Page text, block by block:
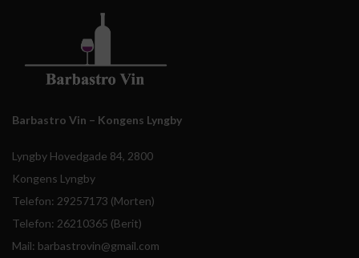
Barbastro Vin – Kongens Lyngby
Lyngby Hovedgade 84, 2800
Kongens Lyngby
Telefon: 29257173 (Morten)
Telefon: 26210365 (Berit)
Mail: barbastrovin@gmail.com